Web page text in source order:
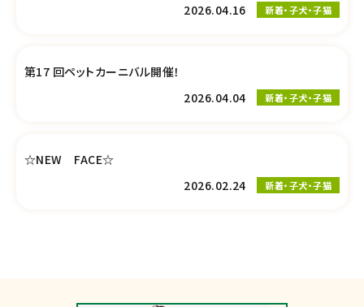
2026.04.16
新着・子犬・子猫
第17 回ペットカーニバル開催！
2026.04.04
新着・子犬・子猫
☆NEW FACE☆
2026.02.24
新着・子犬・子猫